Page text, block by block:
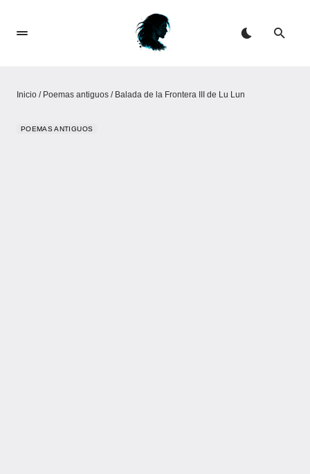
Inicio / Poemas antiguos / Balada de la Frontera III de Lu Lun
POEMAS ANTIGUOS